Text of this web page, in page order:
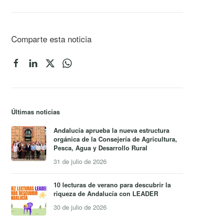
Comparte esta noticia
Últimas noticias
Andalucía aprueba la nueva estructura
orgánica de la Consejería de Agricultura,
Pesca, Agua y Desarrollo Rural
31 de julio de 2026
10 lecturas de verano para descubrir la
riqueza de Andalucía con LEADER
30 de julio de 2026